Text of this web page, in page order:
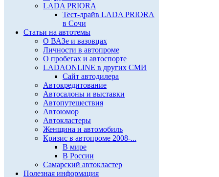
LADA PRIORA
Тест-драйв LADA PRIORA
в Сочи
Статьи на автотемы
О ВАЗе и вазовцах
Личности в автопроме
О пробегах и автоспорте
LADAONLINE в других СМИ
Сайт автодилера
Автокредитование
Автосалоны и выставки
Автопутешествия
Автоюмор
Автокластеры
Женщина и автомобиль
Кризис в автопроме 2008-...
В мире
В России
Самарский автокластер
Полезная информация